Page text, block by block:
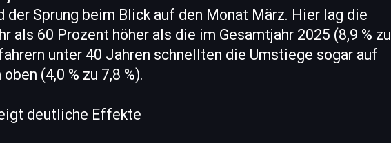
der Sprung beim Blick auf den Monat März. Hier lag die
als 60 Prozent höher als die im Gesamtjahr 2025 (8,9 % zu
unter 40 Jahren schnellten die Umstiege sogar auf
(4,0 % zu 7,8 %).
deutliche Effekte